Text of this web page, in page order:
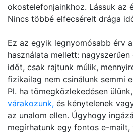
okostelefonjainkhoz. Lássuk az
Nincs többé elfecsérelt drága
Ez az egyik legnyomósabb érv
használata mellett:
időt, csak rajtunk múlik,
fizikailag nem csinálunk semmi
Pl. ha tömegközlekedésen ülünk,
várakozunk, és kénytelenek
az unalom ellen. Úgyhogy
megírhatunk egy fontos e-mailt,